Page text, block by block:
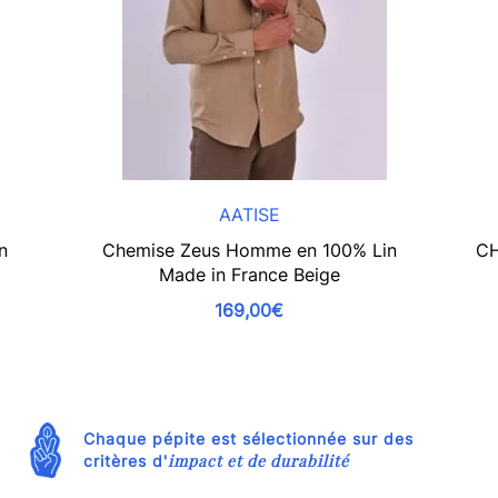
AATISE
Chemise Zeus Homme en 100% Lin
Made in France Beige
169,00€
Chaque pépite est sélectionnée sur des
critères d'impact et de durabilité